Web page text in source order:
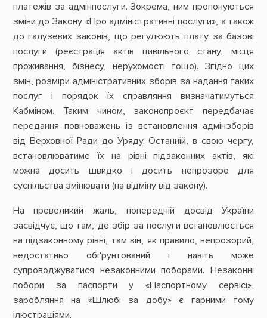
платежів за адмінпослуги. Зокрема, ним пропонуються
зміни до Закону «Про адміністративні послуги», а також
до галузевих законів, що регулюють плату за базові
послуги (реєстрація актів цивільного стану, місця
проживання, бізнесу, нерухомості тощо). Згідно цих
змін, розміри адміністративних зборів за надання таких
послуг і порядок їх справляння визначатимуться
Кабміном. Таким чином, законопроєкт передбачає
передання повноважень із встановлення адмінзборів
від Верховної Ради до Уряду. Останній, в свою чергу,
встановлюватиме їх на рівні підзаконних актів, які
можна досить швидко і досить непрозоро для
суспільства змінювати (на відміну від закону).
На превеликий жаль, попередній досвід України
засвідчує, що там, де збір за послуги встановлюється
на підзаконному рівні, там він, як правило, непрозорий,
недостатньо обґрунтований і навіть може
супроводжуватися незаконними поборами. Незаконні
побори за паспорти у «Паспортному сервісі»,
заробляння на «Шлюбі за добу» є гарними тому
ілюстраціями.